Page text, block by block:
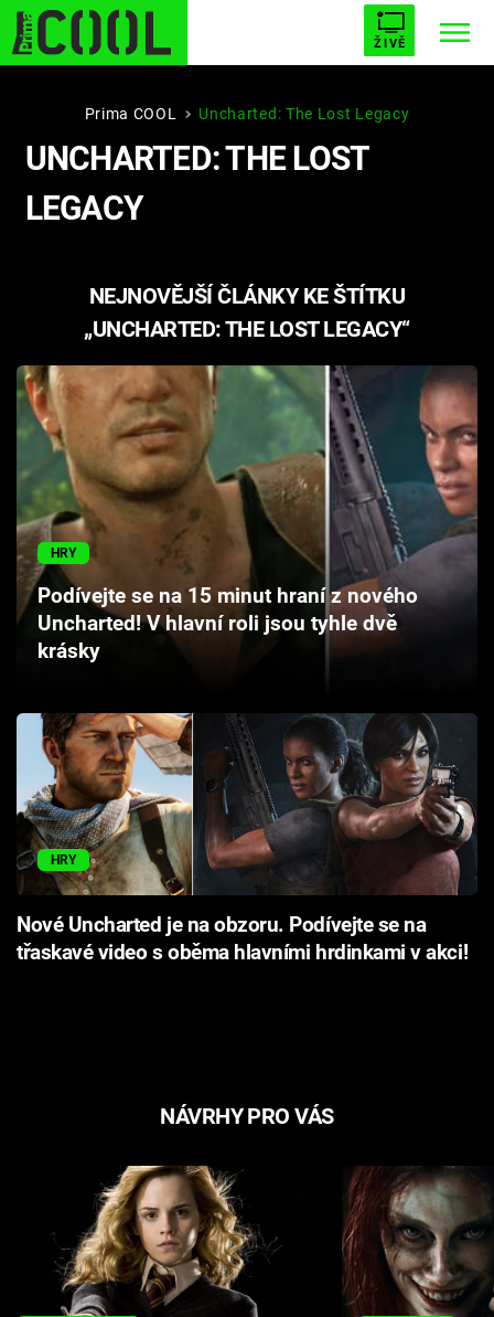
ŽIVĚ
STARHOUSE BUFFY, PŘEMOŽITELKA UPÍRŮ
ESCAPE PLNEJ KOTEL AVENGERS 5
Témata
Seriály
Hry
Cool Esport
Pořady
TV Program
Přihlášení
Sledujte nás
Prima COOL Uncharted: The Lost Legacy
UNCHARTED: THE LOST
LEGACY
NEJNOVĚJŠÍ ČLÁNKY KE ŠTÍTKU
„UNCHARTED: THE LOST LEGACY“
HRY
Podívejte se na 15 minut hraní z nového
Uncharted! V hlavní roli jsou tyhle dvě
krásky
HRY
Nové Uncharted je na obzoru. Podívejte se na
třaskavé video s oběma hlavními hrdinkami v akci!
NÁVRHY PRO VÁS